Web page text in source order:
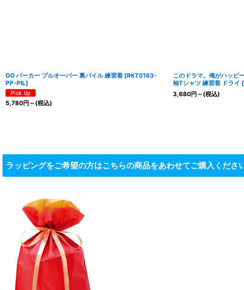
GO パーカー プルオーバー 裏パイル 練習着 [RKT0163-
PP-PIL]
5,780円 ～ (税込)
このドラマ。俺がハッピ
袖Tシャツ 練習着 ドライ [
3,680円 ～ (税込)
ラッピングをご希望の方はこちらの商品をあわせてご購入ください